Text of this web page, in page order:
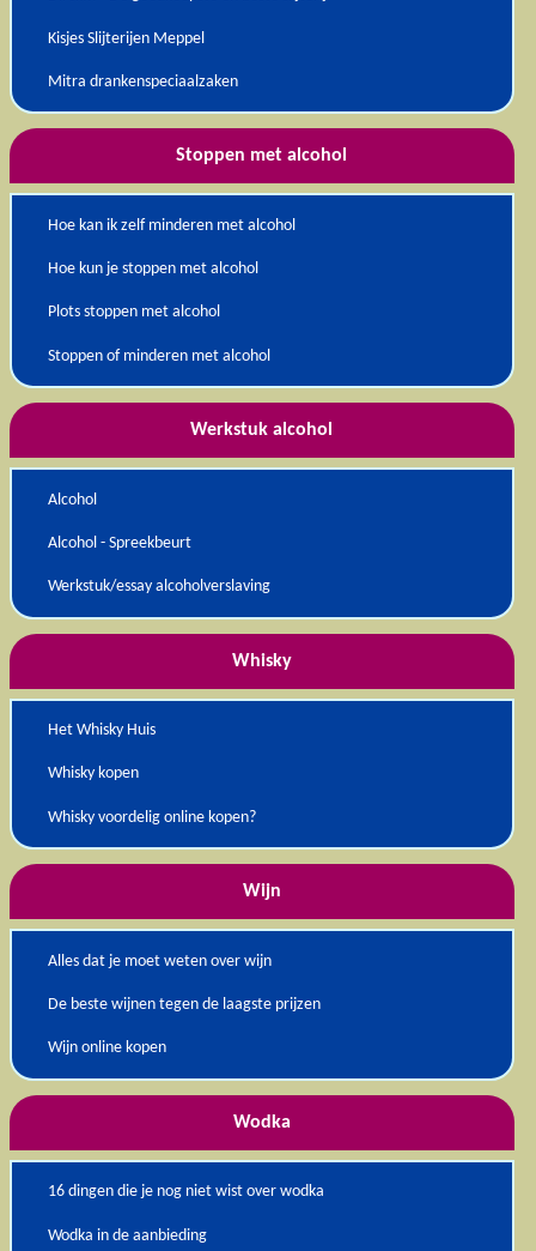
Kisjes Slijterijen Meppel
Mitra drankenspeciaalzaken
Stoppen met alcohol
Hoe kan ik zelf minderen met alcohol
Hoe kun je stoppen met alcohol
Plots stoppen met alcohol
Stoppen of minderen met alcohol
Werkstuk alcohol
Alcohol
Alcohol - Spreekbeurt
Werkstuk/essay alcoholverslaving
Whisky
Het Whisky Huis
Whisky kopen
Whisky voordelig online kopen?
Wijn
Alles dat je moet weten over wijn
De beste wijnen tegen de laagste prijzen
Wijn online kopen
Wodka
16 dingen die je nog niet wist over wodka
Wodka in de aanbieding